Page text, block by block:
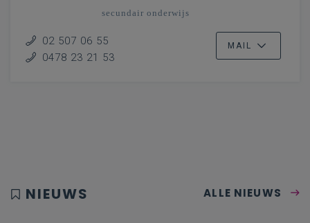
secundair onderwijs
02 507 06 55
0478 23 21 53
MAIL
NIEUWS ALLE NIEUWS